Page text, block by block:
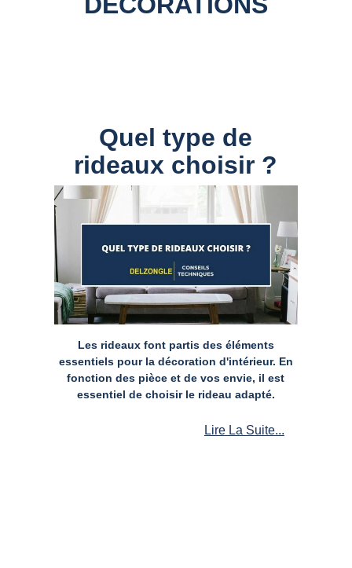
Quel type de
rideaux choisir ?
Les rideaux font partis des éléments
essentiels pour la décoration d'intérieur. En
fonction des pièce et de vos envie, il est
essentiel de choisir le rideau adapté.
Lire La Suite...